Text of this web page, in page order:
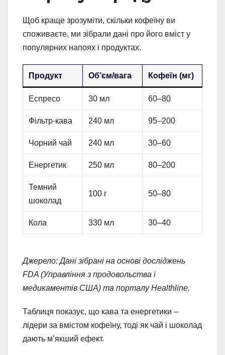
Щоб краще зрозуміти, скільки кофеїну ви
споживаєте, ми зібрали дані про його вміст у
популярних напоях і продуктах.
Продукт Об’єм/вага Кофеїн (мг)
Еспресо 30 мл 60–80
Фільтр-кава 240 мл 95–200
Чорний чай 240 мл 30–60
Енергетик 250 мл 80–200
Темний
шоколад
100 г 50–80
Кола 330 мл 30–40
Джерело: Дані зібрані на основі досліджень
FDA (Управління з продовольства і
медикаментів США) та порталу Healthline.
Таблиця показує, що кава та енергетики –
лідери за вмістом кофеїну, тоді як чай і шоколад
дають м’якший ефект.